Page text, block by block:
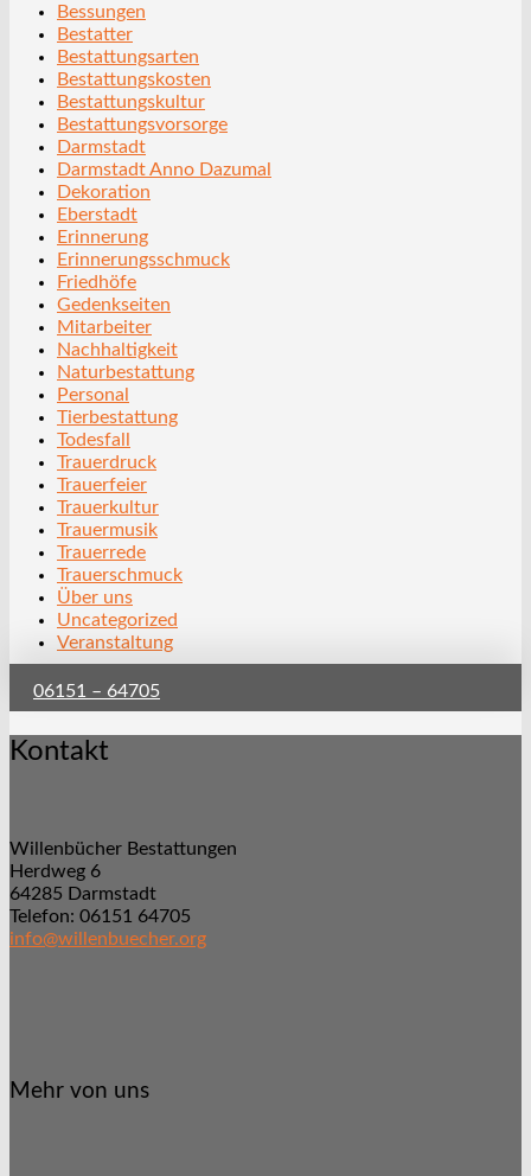
Bessungen
Bestatter
Bestattungsarten
Bestattungskosten
Bestattungskultur
Bestattungsvorsorge
Darmstadt
Darmstadt Anno Dazumal
Dekoration
Eberstadt
Erinnerung
Erinnerungsschmuck
Friedhöfe
Gedenkseiten
Mitarbeiter
Nachhaltigkeit
Naturbestattung
Personal
Tierbestattung
Todesfall
Trauerdruck
Trauerfeier
Trauerkultur
Trauermusik
Trauerrede
Trauerschmuck
Über uns
Uncategorized
Veranstaltung
06151 – 64705
Kontakt
Willenbücher Bestattungen
Herdweg 6
64285 Darmstadt
Telefon: 06151 64705
info@willenbuecher.org
Mehr von uns